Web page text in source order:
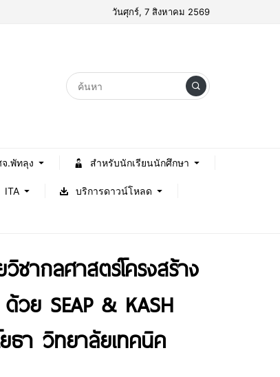
วันศุกร์, 7 สิงหาคม 2569
.พัทลุง สำหรับนักเรียนนักศึกษา
ITA บริการดาวน์โหลด
ากลศาสตร์โครงสร้าง
วย SEAP & KASH
ธา วิทยาลัยเทคนิค